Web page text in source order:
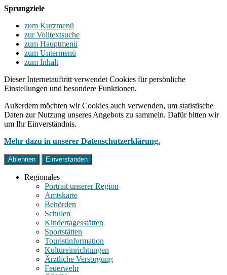
Sprungziele
zum Kurzmenü
zur Volltextsuche
zum Hauptmenü
zum Untermenü
zum Inhalt
Dieser Internetauftritt verwendet Cookies für persönliche
Einstellungen und besondere Funktionen.
Außerdem möchten wir Cookies auch verwenden, um statistische
Daten zur Nutzung unseres Angebots zu sammeln. Dafür bitten wir
um Ihr Einverständnis.
Mehr dazu in unserer Datenschutzerklärung.
Ablehnen Einverstanden
Regionales
Portrait unserer Region
Amtskarte
Behörden
Schulen
Kindertagesstätten
Sportstätten
Touristinformation
Kultureinrichtungen
Ärztliche Versorgung
Feuerwehr